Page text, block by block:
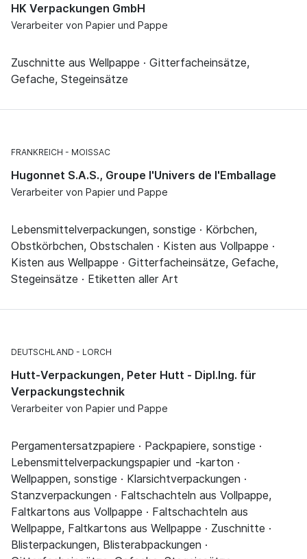
HK Verpackungen GmbH
Verarbeiter von Papier und Pappe
Zuschnitte aus Wellpappe · Gitterfacheinsätze,
Gefache, Stegeinsätze
FRANKREICH MOISSAC
Hugonnet S.A.S., Groupe l'Univers de l'Emballage
Verarbeiter von Papier und Pappe
Lebensmittelverpackungen, sonstige · Körbchen,
Obstkörbchen, Obstschalen · Kisten aus Vollpappe ·
Kisten aus Wellpappe · Gitterfacheinsätze, Gefache,
Stegeinsätze · Etiketten aller Art
DEUTSCHLAND LORCH
Hutt-Verpackungen, Peter Hutt - Dipl.Ing. für
Verpackungstechnik
Verarbeiter von Papier und Pappe
Pergamentersatzpapiere · Packpapiere, sonstige ·
Lebensmittelverpackungspapier und -karton ·
Wellpappen, sonstige · Klarsichtverpackungen ·
Stanzverpackungen · Faltschachteln aus Vollpappe,
Faltkartons aus Vollpappe · Faltschachteln aus
Wellpappe, Faltkartons aus Wellpappe · Zuschnitte ·
Blisterpackungen, Blisterabpackungen ·